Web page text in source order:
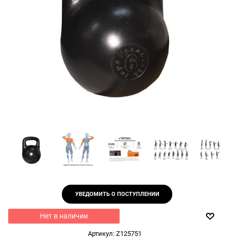
УВЕДОМИТЬ О ПОСТУПЛЕНИИ
Нет в наличии
Артикул: Z125751